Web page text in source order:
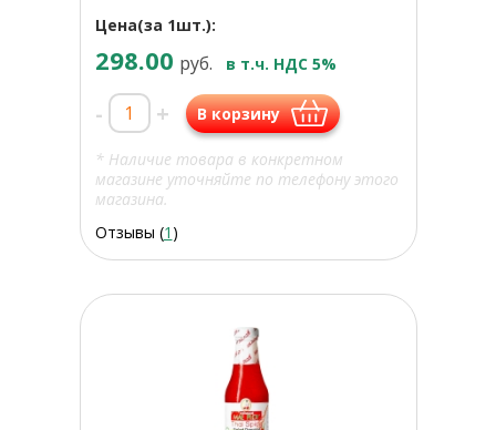
Цена(за 1шт.):
298.00 руб. в т.ч. НДС 5%
- + В корзину
* Наличие товара в конкретном
магазине уточняйте по телефону этого
магазина.
Отзывы (1 )